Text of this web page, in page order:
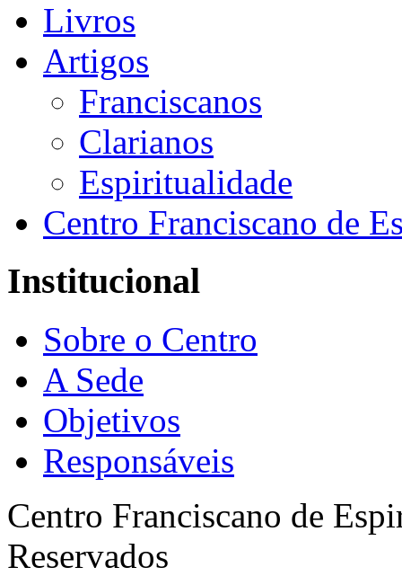
Livros
Artigos
Franciscanos
Clarianos
Espiritualidade
Centro Franciscano de
Institucional
Sobre o Centro
A Sede
Objetivos
Responsáveis
Centro Franciscano de
Reservados